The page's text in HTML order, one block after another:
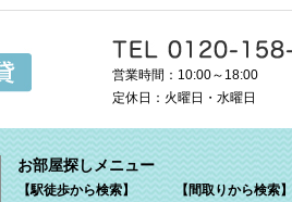
営業時間：10:00～18:00
定休日：火曜日・水曜日
お部屋探しメニュー
【駅徒歩から検索】 【間取りから検索】